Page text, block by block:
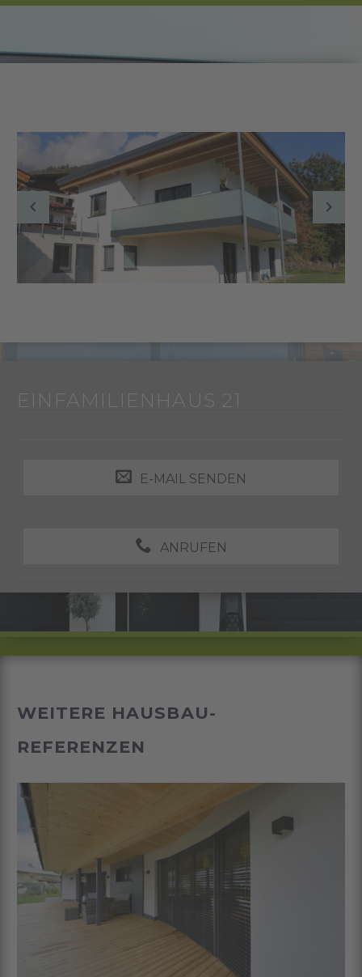
EINFAMILIENHAUS 21
E-MAIL SENDEN
ANRUFEN
WEITERE HAUSBAU-
REFERENZEN